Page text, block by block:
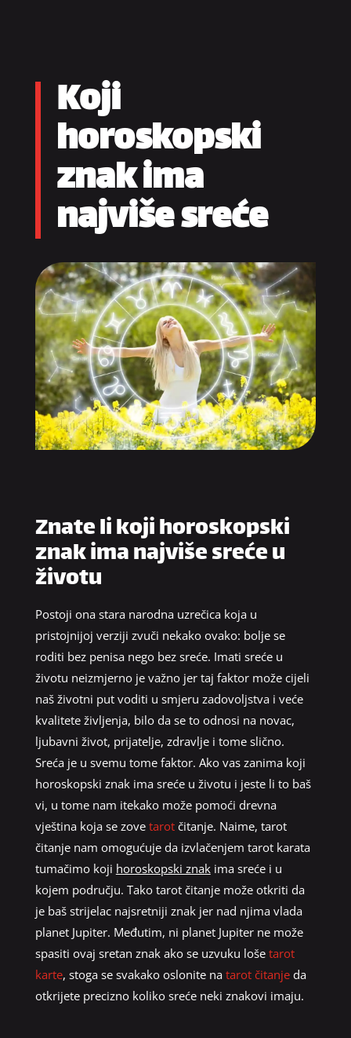
Koji
horoskopski
znak ima
najviše sreće
Znate li koji horoskopski
znak ima najviše sreće u
životu
Postoji ona stara narodna uzrečica koja u
pristojnijoj verziji zvuči nekako ovako: bolje se
roditi bez penisa nego bez sreće. Imati sreće u
životu neizmjerno je važno jer taj faktor može cijeli
naš životni put voditi u smjeru zadovoljstva i veće
kvalitete življenja, bilo da se to odnosi na novac,
ljubavni život, prijatelje, zdravlje i tome slično.
Sreća je u svemu tome faktor. Ako vas zanima koji
horoskopski znak ima sreće u životu i jeste li to baš
vi, u tome nam itekako može pomoći drevna
vještina koja se zove tarotčitanje. Naime, tarot
čitanje nam omogućuje da izvlačenjem tarot karata
tumačimo koji horoskopski znakima sreće i u
kojem području. Tako tarot čitanje može otkriti da
je baš strijelac najsretniji znak jer nad njima vlada
planet Jupiter. Međutim, ni planet Jupiter ne može
spasiti ovaj sretan znak ako se uzvuku loše tarot
karte, stoga se svakako oslonite na tarot čitanjeda
otkrijete precizno koliko sreće neki znakovi imaju.